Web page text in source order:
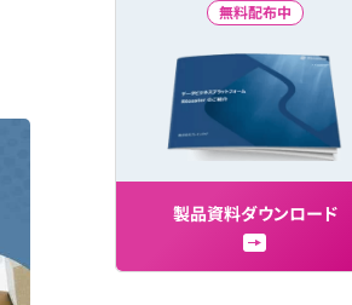
無料配布中
製品資料ダウンロー ド